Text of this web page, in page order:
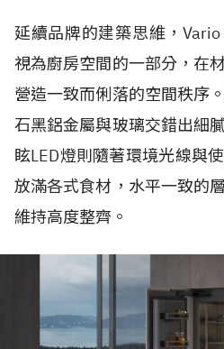
延續品牌的建築思維，
視為廚房空間的一部分，在
營造一致而俐落的空間秩序
石黑鋁金屬與玻璃交錯出細
眩LED燈則隨著環境光線與
放滿各式食材，水平一致的
維持高度整齊。